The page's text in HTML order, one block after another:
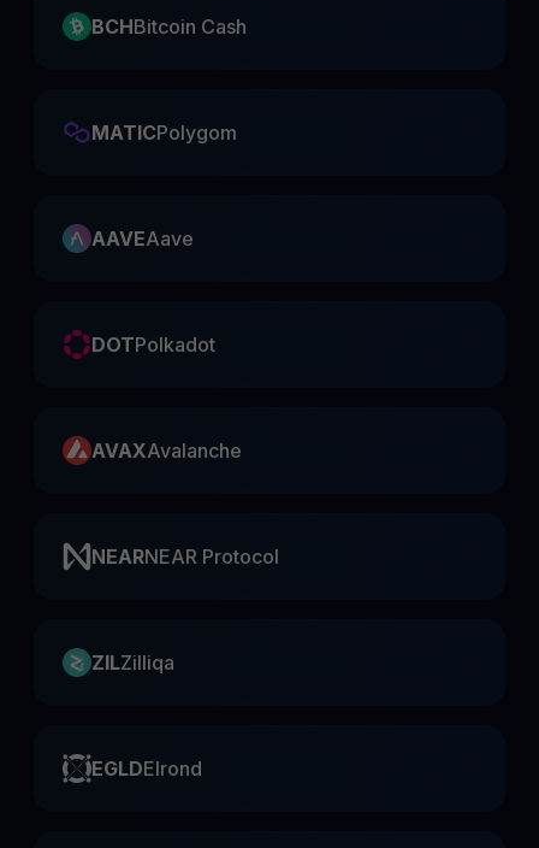
BCHBitcoin Cash
MATICPolygom
AAVEAave
DOTPolkadot
AVAXAvalanche
NEARNEAR Protocol
ZILZilliqa
EGLDElrond